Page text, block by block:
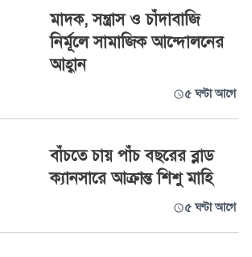
মাদক, সন্ত্রাস ও চাঁদাবাজি
নির্মূলে সামাজিক আন্দোলনের
আহ্বান
৫ ঘণ্টা আগে
বাঁচতে চায় পাঁচ বছরের ব্লাড
ক্যানসারে আক্রান্ত শিশু মাহি
৫ ঘণ্টা আগে